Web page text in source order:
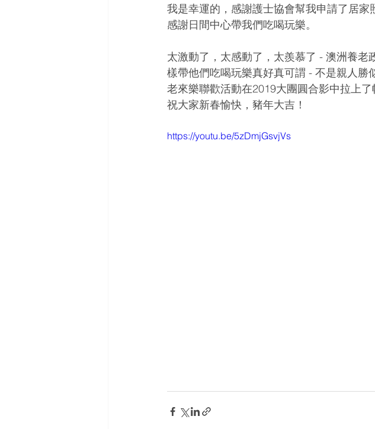
我是幸運的，感謝護士協會幫我申請了居
感謝日間中心帶我們吃喝玩樂。
太激動了，太感動了，太羨慕了 - 澳洲養
樣帶他們吃喝玩樂真好真可謂 - 不是親人勝
老來樂聯歡活動在2019大團圓合影中拉上了
祝大家新春愉快，豬年大吉！
https://youtu.be/5zDmjGsvjVs